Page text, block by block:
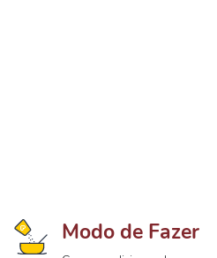
Modo de Fazer